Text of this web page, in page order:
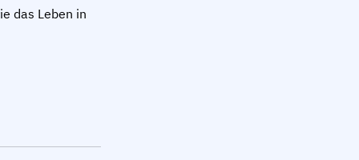
das Leben in